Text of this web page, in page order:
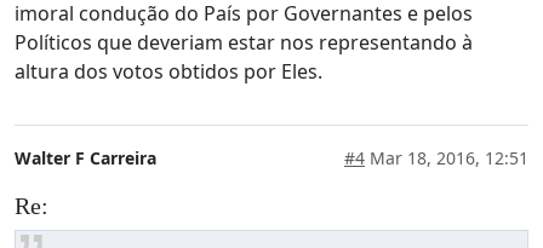
imoral condução do País por Governantes e pelos
Políticos que deveriam estar nos representando à
altura dos votos obtidos por Eles.
Walter F Carreira #4 Mar 18, 2016, 12:51
Re: